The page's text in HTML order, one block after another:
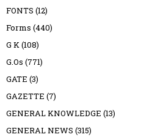
FONTS (12)
Forms (440)
G K(108)
G.Os (771)
GATE (3)
GAZETTE (7)
GENERAL KNOWLEDGE (13)
GENERAL NEWS (315)